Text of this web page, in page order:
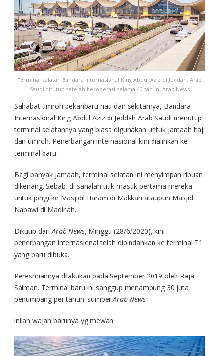
Terminal selatan Bandara Internasional King Abdul Aziz di Jeddah, Arab
Saudi ditutup setelah beroperasi selama 40 tahun. Arab News
Sahabat umroh pekanbaru riau dan sekitarnya, Bandara
Internasional King Abdul Aziz di Jeddah Arab Saudi menutup
terminal selatannya yang biasa digunakan untuk jamaah haji
dan umroh. Penerbangan internasional kini dialihkan ke
terminal baru.
Bagi banyak jamaah, terminal selatan ini menyimpan ribuan
dikenang. Sebab, di sanalah titik masuk pertama mereka
untuk pergi ke Masjidil Haram di Makkah ataupun Masjid
Nabawi di Madinah.
Dikutip dariArab News, Minggu (28/6/2020), kini
penerbangan internasional telah dipindahkan ke terminal T1
yang baru dibuka.
Peresmiannya dilakukan pada September 2019 oleh Raja
Salman. Terminal baru ini sanggup menampung 30 juta
penumpang per tahun. sumber:Arab News
inilah wajah barunya yg mewah